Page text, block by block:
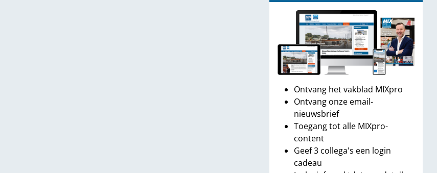
Ontvang het vakblad MIXpro
Ontvang onze email-
nieuwsbrief
Toegang tot alle MIXpro-
content
Geef 3 collega's een login
cadeau